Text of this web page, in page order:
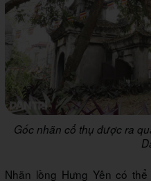
Gốc nhãn cổ thụ được ra
Nhãn lồng Hưng Yên có